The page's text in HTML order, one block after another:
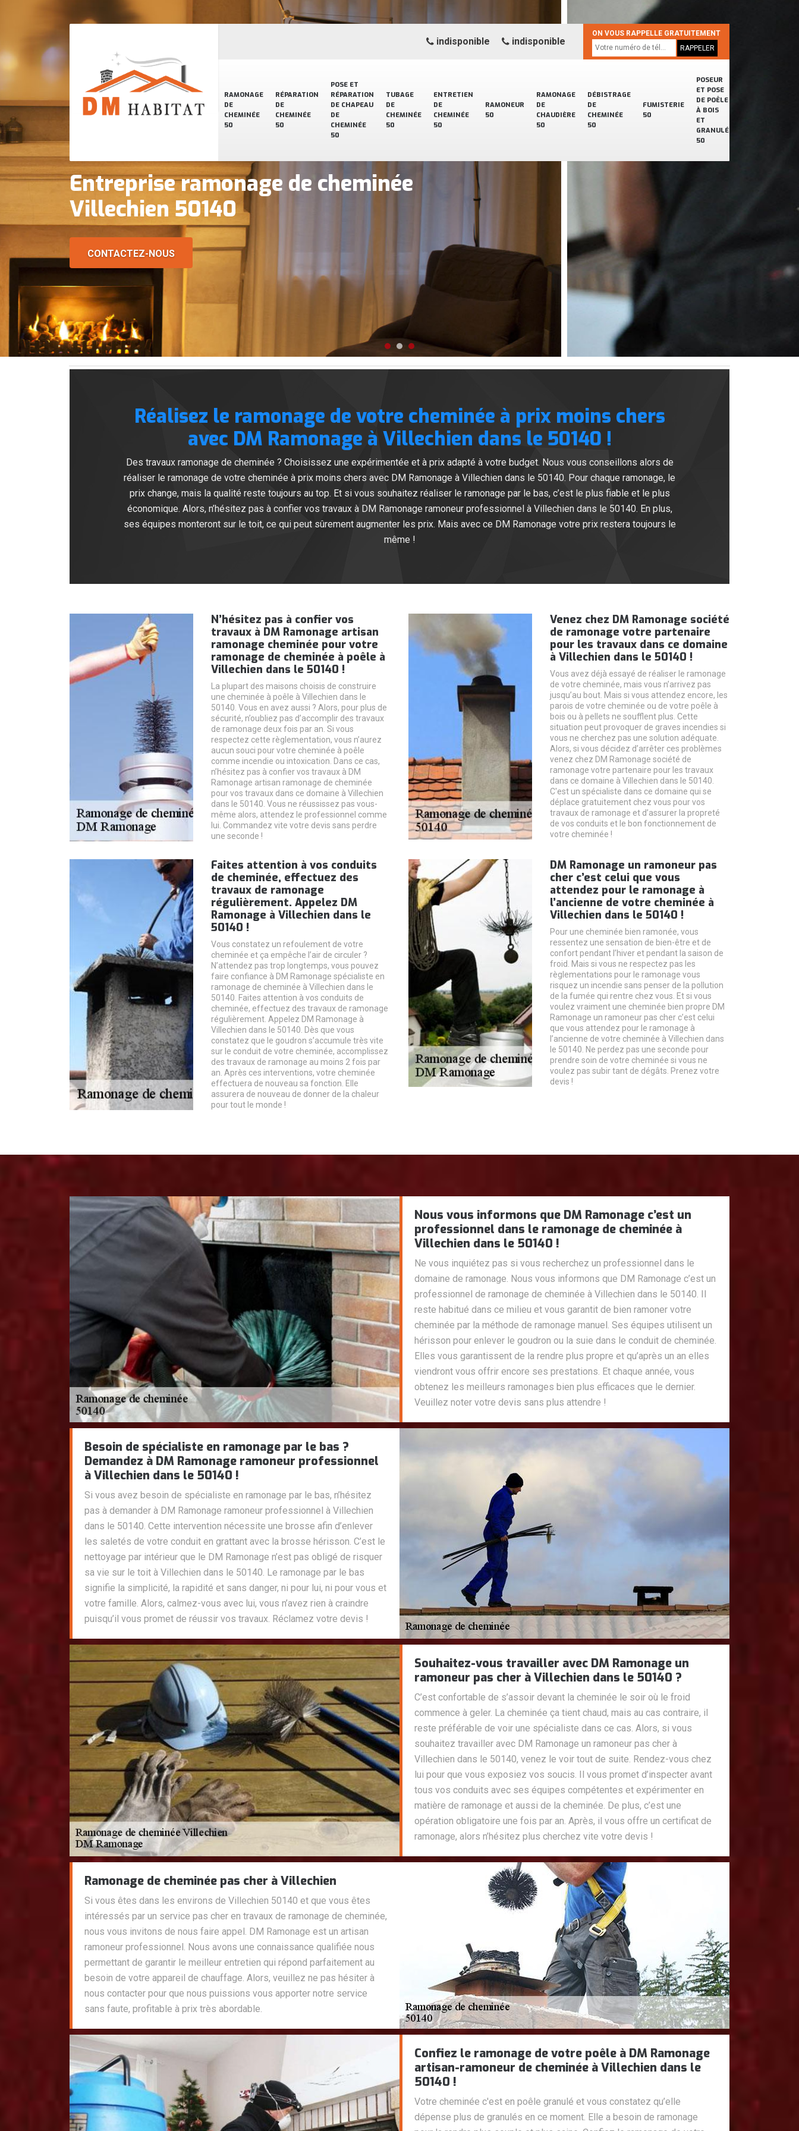
RAMONAGE
DE
CHEMINÉE
50
RÉPARATION
DE
CHEMINÉE
50
POSE ET
RÉPARATION
DE CHAPEAU
DE
CHEMINÉE
50
TUBAGE
DE
CHEMINÉE
50
ENTRETIEN
DE
CHEMINÉE
50
RAMONEUR
50
RAMONAGE
DE
CHAUDIÈRE
50
DÉBISTRAGE
DE
CHEMINÉE
50
FUMISTERIE
50
POSEUR
ET POSE
DE POÊLE
À BOIS
ET
GRANULÉ
50
indisponible indisponible
ON VOUS RAPPELLE GRATUITEMENT
Entreprise ramonage de cheminée
Villechien 50140
CONTACTEZ-NOUS
Réalisez le ramonage de votre cheminée à prix moins chers
avec DM Ramonage à Villechien dans le 50140 !
Des travaux ramonage de cheminée ? Choisissez une expérimentée et à prix adapté à votre budget. Nous vous conseillons alors de
réaliser le ramonage de votre cheminée à prix moins chers avec DM Ramonage à Villechien dans le 50140. Pour chaque ramonage, le
prix change, mais la qualité reste toujours au top. Et si vous souhaitez réaliser le ramonage par le bas, c’est le plus fiable et le plus
économique. Alors, n’hésitez pas à confier vos travaux à DM Ramonage ramoneur professionnel à Villechien dans le 50140. En plus,
ses équipes monteront sur le toit, ce qui peut sûrement augmenter les prix. Mais avec ce DM Ramonage votre prix restera toujours le
même !
N’hésitez pas à confier vos
travaux à DM Ramonage artisan
ramonage cheminée pour votre
ramonage de cheminée à poêle à
Villechien dans le 50140 !
La plupart des maisons choisis de construire
une cheminée à poêle à Villechien dans le
50140. Vous en avez aussi ? Alors, pour plus de
sécurité, n’oubliez pas d’accomplir des travaux
de ramonage deux fois par an. Si vous
respectez cette règlementation, vous n’aurez
aucun souci pour votre cheminée à poêle
comme incendie ou intoxication. Dans ce cas,
n’hésitez pas à confier vos travaux à DM
Ramonage artisan ramonage de cheminée
pour vos travaux dans ce domaine à Villechien
dans le 50140. Vous ne réussissez pas vous-
même alors, attendez le professionnel comme
lui. Commandez vite votre devis sans perdre
une seconde !
Venez chez DM Ramonage société
de ramonage votre partenaire
pour les travaux dans ce domaine
à Villechien dans le 50140 !
Vous avez déjà essayé de réaliser le ramonage
de votre cheminée, mais vous n’arrivez pas
jusqu’au bout. Mais si vous attendez encore, les
parois de votre cheminée ou de votre poêle à
bois ou à pellets ne soufflent plus. Cette
situation peut provoquer de graves incendies si
vous ne cherchez pas une solution adéquate.
Alors, si vous décidez d’arrêter ces problèmes
venez chez DM Ramonage société de
ramonage votre partenaire pour les travaux
dans ce domaine à Villechien dans le 50140.
C'est un spécialiste dans ce domaine qui se
déplace gratuitement chez vous pour vos
travaux de ramonage et d’assurer la propreté
de vos conduits et le bon fonctionnement de
votre cheminée !
Faites attention à vos conduits
de cheminée, effectuez des
travaux de ramonage
régulièrement. Appelez DM
Ramonage à Villechien dans le
50140 !
Vous constatez un refoulement de votre
cheminée et ça empêche l’air de circuler ?
N’attendez pas trop longtemps, vous pouvez
faire confiance à DM Ramonage spécialiste en
ramonage de cheminée à Villechien dans le
50140. Faites attention à vos conduits de
cheminée, effectuez des travaux de ramonage
régulièrement. Appelez DM Ramonage à
Villechien dans le 50140. Dès que vous
constatez que le goudron s’accumule très vite
sur le conduit de votre cheminée, accomplissez
des travaux de ramonage au moins 2 fois par
an. Après ces interventions, votre cheminée
effectuera de nouveau sa fonction. Elle
assurera de nouveau de donner de la chaleur
pour tout le monde !
DM Ramonage un ramoneur pas
cher c’est celui que vous
attendez pour le ramonage à
l’ancienne de votre cheminée à
Villechien dans le 50140 !
Pour une cheminée bien ramonée, vous
ressentez une sensation de bien-être et de
confort pendant l’hiver et pendant la saison de
froid. Mais si vous ne respectez pas les
règlementations pour le ramonage vous
risquez un incendie sans penser de la pollution
de la fumée qui rentre chez vous. Et si vous
voulez vraiment une cheminée bien propre DM
Ramonage un ramoneur pas cher c’est celui
que vous attendez pour le ramonage à
l’ancienne de votre cheminée à Villechien dans
le 50140. Ne perdez pas une seconde pour
prendre soin de votre cheminée si vous ne
voulez pas subir tant de dégâts. Prenez votre
devis !
Nous vous informons que DM Ramonage c’est un
professionnel dans le ramonage de cheminée à
Villechien dans le 50140 !
Ne vous inquiétez pas si vous recherchez un professionnel dans le
domaine de ramonage. Nous vous informons que DM Ramonage c’est un
professionnel de ramonage de cheminée à Villechien dans le 50140. Il
reste habitué dans ce milieu et vous garantit de bien ramoner votre
cheminée par la méthode de ramonage manuel. Ses équipes utilisent un
hérisson pour enlever le goudron ou la suie dans le conduit de cheminée.
Elles vous garantissent de la rendre plus propre et qu’après un an elles
viendront vous offrir encore ses prestations. Et chaque année, vous
obtenez les meilleurs ramonages bien plus efficaces que le dernier.
Veuillez noter votre devis sans plus attendre !
Besoin de spécialiste en ramonage par le bas ?
Demandez à DM Ramonage ramoneur professionnel
à Villechien dans le 50140 !
Si vous avez besoin de spécialiste en ramonage par le bas, n’hésitez
pas à demander à DM Ramonage ramoneur professionnel à Villechien
dans le 50140. Cette intervention nécessite une brosse afin d’enlever
les saletés de votre conduit en grattant avec la brosse hérisson. C’est le
nettoyage par intérieur que le DM Ramonage n’est pas obligé de risquer
sa vie sur le toit à Villechien dans le 50140. Le ramonage par le bas
signifie la simplicité, la rapidité et sans danger, ni pour lui, ni pour vous et
votre famille. Alors, calmez-vous avec lui, vous n’avez rien à craindre
puisqu’il vous promet de réussir vos travaux. Réclamez votre devis !
Souhaitez-vous travailler avec DM Ramonage un
ramoneur pas cher à Villechien dans le 50140 ?
C’est confortable de s’assoir devant la cheminée le soir où le froid
commence à geler. La cheminée ça tient chaud, mais au cas contraire, il
reste préférable de voir une spécialiste dans ce cas. Alors, si vous
souhaitez travailler avec DM Ramonage un ramoneur pas cher à
Villechien dans le 50140, venez le voir tout de suite. Rendez-vous chez
lui pour que vous exposiez vos soucis. Il vous promet d’inspecter avant
tous vos conduits avec ses équipes compétentes et expérimenter en
matière de ramonage et aussi de la cheminée. De plus, c’est une
opération obligatoire une fois par an. Après, il vous offre un certificat de
ramonage, alors n’hésitez plus cherchez vite votre devis !
Ramonage de cheminée pas cher à Villechien
Si vous êtes dans les environs de Villechien 50140 et que vous êtes
intéressés par un service pas cher en travaux de ramonage de cheminée,
nous vous invitons de nous faire appel. DM Ramonage est un artisan
ramoneur professionnel. Nous avons une connaissance qualifiée nous
permettant de garantir le meilleur entretien qui répond parfaitement au
besoin de votre appareil de chauffage. Alors, veuillez ne pas hésiter à
nous contacter pour que nous puissions vous apporter notre service
sans faute, profitable à prix très abordable.
Confiez le ramonage de votre poêle à DM Ramonage
artisan-ramoneur de cheminée à Villechien dans le
50140 !
Votre cheminée c'est en poêle granulé et vous constatez qu’elle
dépense plus de granulés en ce moment. Elle a besoin de ramonage